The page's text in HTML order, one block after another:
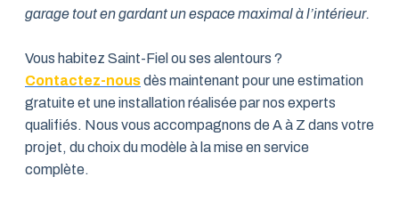
garage tout en gardant un espace maximal à l’intérieur.
Vous habitez Saint-Fiel ou ses alentours ?
Contactez-nousdès maintenant pour une estimation
gratuite et une installation réalisée par nos experts
qualifiés. Nous vous accompagnons de A à Z dans votre
projet, du choix du modèle à la mise en service
complète.